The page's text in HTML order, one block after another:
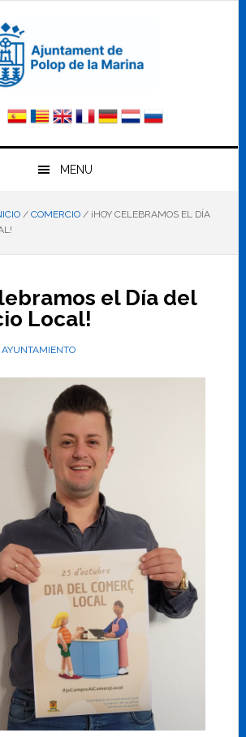
tamaño
letra
MENU
/ COMERCIO /¡HOY CELEBRAMOS EL DÍA
el Día del
Local!
AYUNTAMIENTO